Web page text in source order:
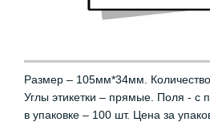
Размер – 105мм*34мм. Количество
Углы этикетки – прямые. Поля - с
в упаковке – 100 шт. Цена за